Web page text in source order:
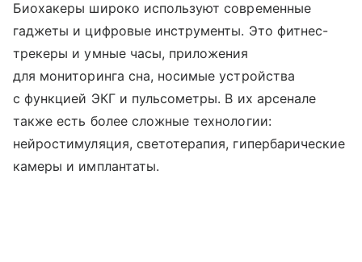
Биохакеры широко используют современные
гаджеты и цифровые инструменты. Это фитнес-
трекеры и умные часы, приложения
для мониторинга сна, носимые устройства
с функцией ЭКГ и пульсометры. В их арсенале
также есть более сложные технологии:
нейростимуляция, светотерапия, гипербарические
камеры и имплантаты.